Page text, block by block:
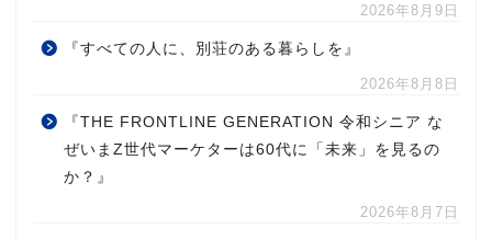
2026年8月9日
『すべての人に、別荘のある暮らしを』
2026年8月8日
『THE FRONTLINE GENERATION 令和シニア な
ぜいまZ世代マーケターは60代に「未来」を見るの
か？』
2026年8月7日